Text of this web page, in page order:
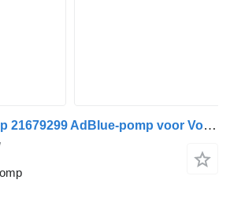
Volvo AdBlue pump 21679299 AdBlue-pomp voor Volvo vrachtwagen